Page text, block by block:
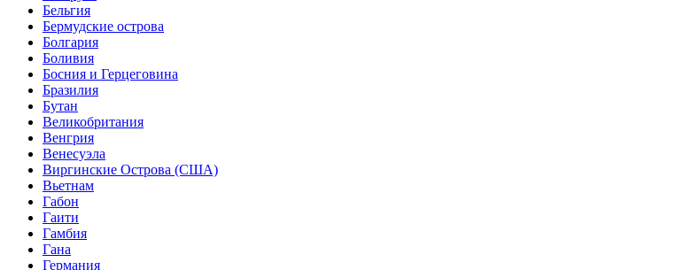
Бельгия
Бермудские острова
Болгария
Боливия
Босния и Герцеговина
Бразилия
Бутан
Великобритания
Венгрия
Венесуэла
Виргинские Острова (США)
Вьетнам
Габон
Гаити
Гамбия
Гана
Германия